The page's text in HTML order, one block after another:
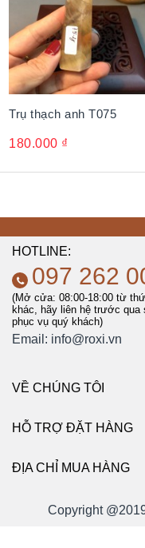
Trụ thạch anh T075
180.000 ₫
HOTLINE:
097 262
(Mở cửa: 08:00-18:00 từ
khác, hãy liên hệ trước qua
phục vụ quý khách)
Email: info@roxi.vn
VỀ CHÚNG TÔI
HỖ TRỢ ĐẶT HÀNG
ĐỊA CHỈ MUA HÀNG
Copyright